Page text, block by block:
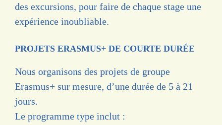
des excursions, pour faire de chaque stage une
expérience inoubliable.
PROJETS ERASMUS+ DE COURTE DURÉE
Nous organisons des projets de groupe
Erasmus+ sur mesure, d’une durée de 5 à 21
jours.
Le programme type inclut :